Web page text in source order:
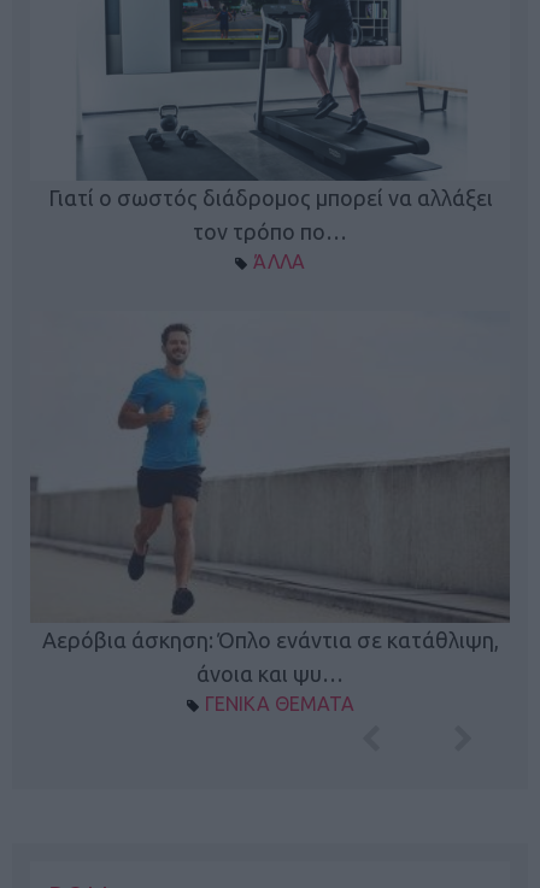
Γιατί ο σωστός διάδρομος μπορεί να αλλάξει
τον τρόπο πο…
ΆΛΛΑ
Αερόβια άσκηση: Όπλο ενάντια σε κατάθλιψη,
άνοια και ψυ…
ΓΕΝΙΚΑ ΘΕΜΑΤΑ